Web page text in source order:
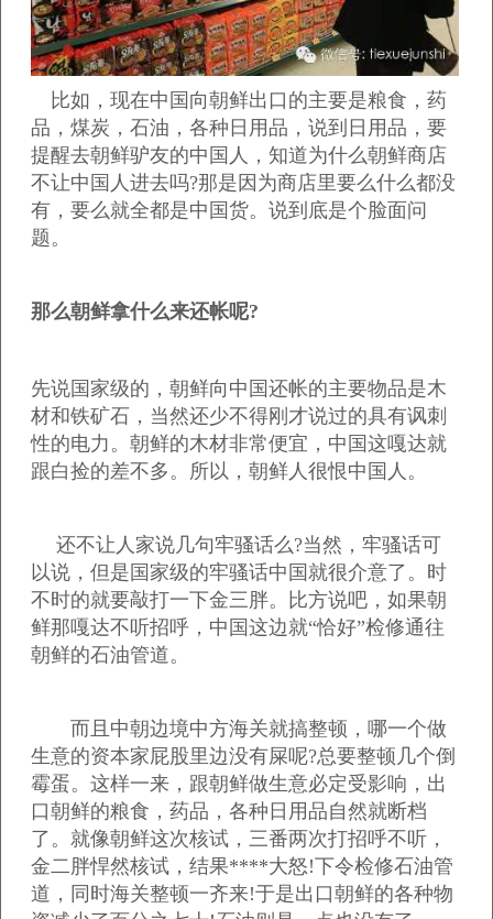
比如，现在中国向朝鲜出口的主要是粮食，药
品，煤炭，石油，各种日用品，说到日用品，要
提醒去朝鲜驴友的中国人，知道为什么朝鲜商店
不让中国人进去吗?那是因为商店里要么什么都没
有，要么就全都是中国货。说到底是个脸面问
题。
那么朝鲜拿什么来还帐呢?
先说国家级的，朝鲜向中国还帐的主要物品是木
材和铁矿石，当然还少不得刚才说过的具有讽刺
性的电力。朝鲜的木材非常便宜，中国这嘎达就
跟白捡的差不多。所以，朝鲜人很恨中国人。
还不让人家说几句牢骚话么?当然，牢骚话可
以说，但是国家级的牢骚话中国就很介意了。时
不时的就要敲打一下金三胖。比方说吧，如果朝
鲜那嘎达不听招呼，中国这边就“恰好”检修通往
朝鲜的石油管道。
而且中朝边境中方海关就搞整顿，哪一个做
生意的资本家屁股里边没有屎呢?总要整顿几个倒
霉蛋。这样一来，跟朝鲜做生意必定受影响，出
口朝鲜的粮食，药品，各种日用品自然就断档
了。就像朝鲜这次核试，三番两次打招呼不听，
金二胖悍然核试，结果****大怒!下令检修石油管
道，同时海关整顿一齐来!于是出口朝鲜的各种物